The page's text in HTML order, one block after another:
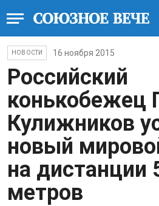
НОВОСТИ 16 ноября 2015
Российский
конькобежец
Кулижников
новый
на дистанции
метров